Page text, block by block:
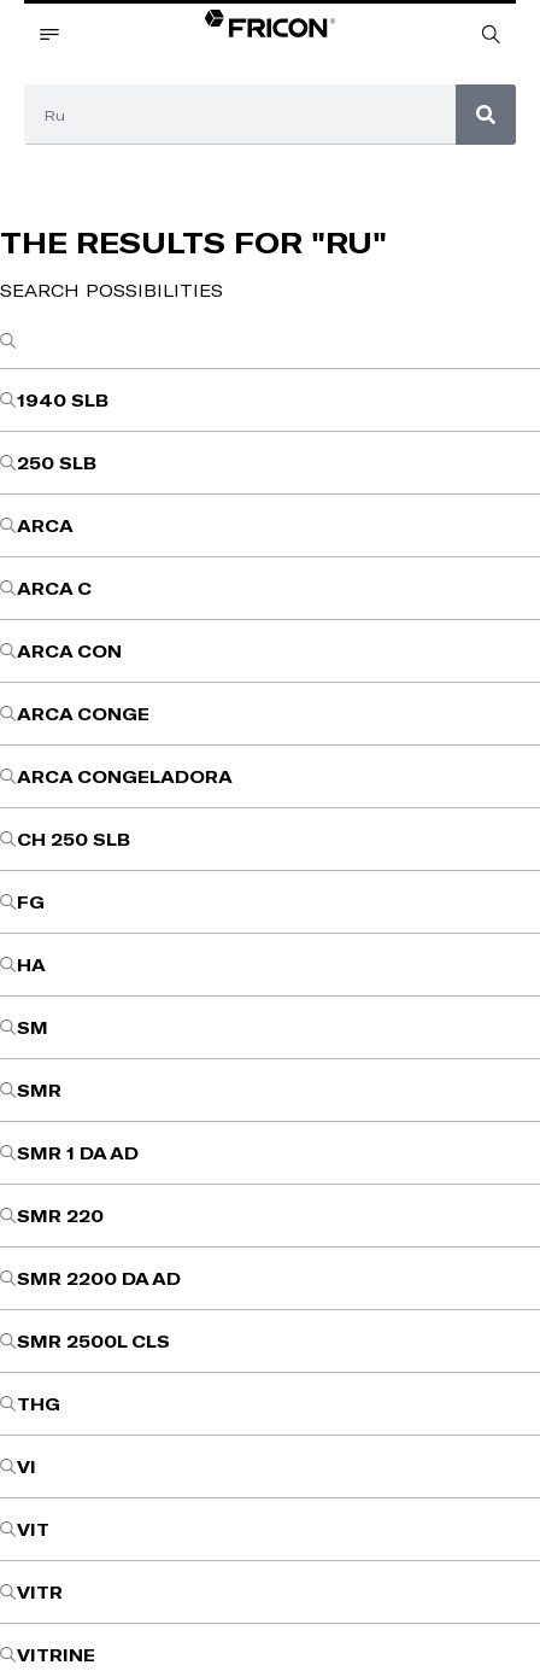
THE RESULTS FOR "RU"
SEARCH POSSIBILITIES
1940 SLB
250 SLB
ARCA
ARCA C
ARCA CON
ARCA CONGE
ARCA CONGELADORA
CH 250 SLB
FG
HA
SM
SMR
SMR 1 DA AD
SMR 220
SMR 2200 DA AD
SMR 2500L CLS
THG
VI
VIT
VITR
VITRINE